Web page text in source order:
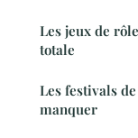
Les jeux de
totale
Les festivals
manquer